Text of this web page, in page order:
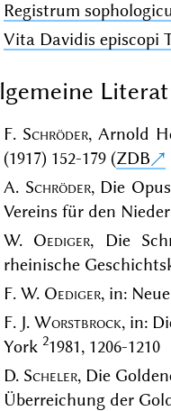
Registrum
Vita Davidis episcopi
F. Schröder, Arnold
(1917) 152-179 (ZDB
A. Schröder, Die
Vereins für den
W. Oediger, Die
rheinische
F. W. Oediger, in:
F. J.Worstbrock, in:
York 21981, 1206-1210
D. Scheler, Die
Überreichung der